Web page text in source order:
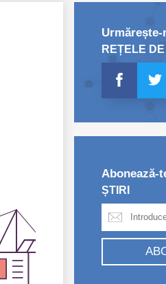
Urmărește-
REȚELE
Abonează-
ȘTIRI